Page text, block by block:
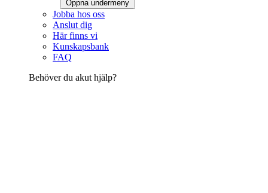
Öppna undermeny
Jobba hos oss
Anslut dig
Här finns vi
Kunskapsbank
FAQ
Behöver du akut hjälp?